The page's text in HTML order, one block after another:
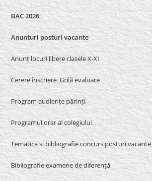
BAC 2026
Anunturi posturi vacante
Anunț locuri libere clasele X-XI
Cerere înscriere_Grilă evaluare
Program audiențe părinți
Programul orar al colegiului
Tematica si bibliografie concurs posturi vacante
Bibliografie examene de diferență